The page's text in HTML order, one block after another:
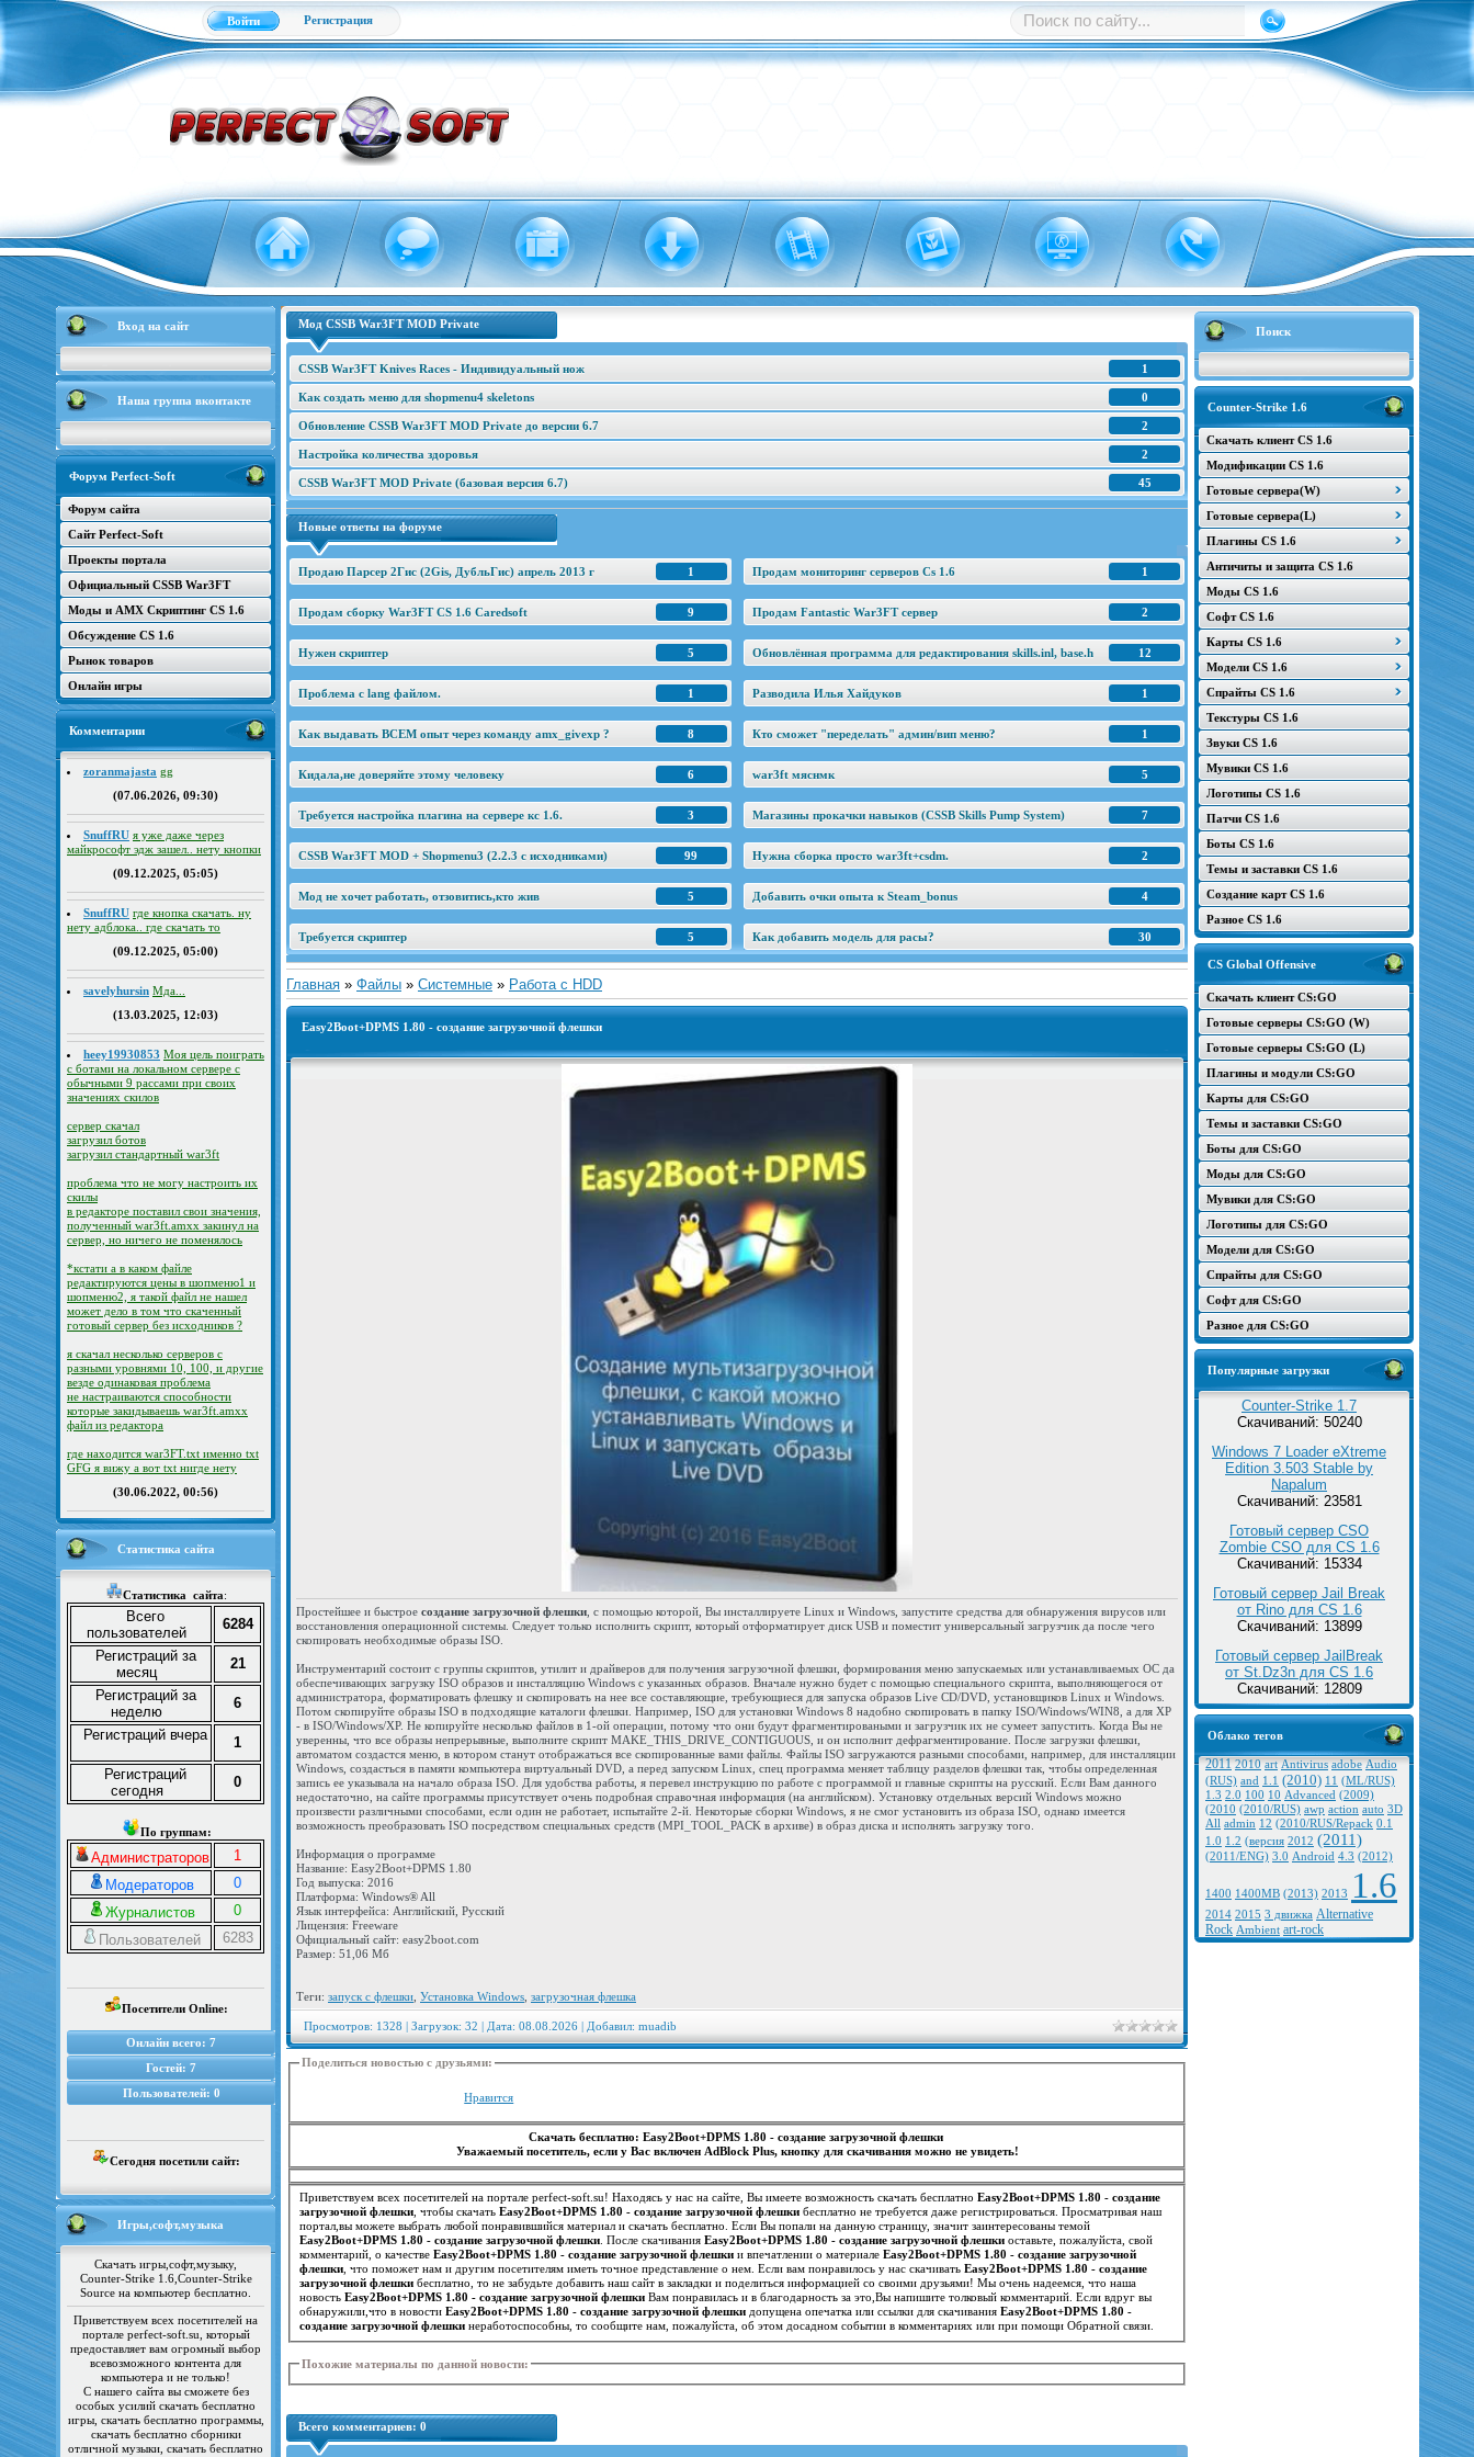
Войти Регистрация
Вход на сайт
Наша группа вконтакте
Форум Perfect-Soft
Форум сайта
Сайт Perfect-Soft
Проекты портала
Официальный CSSB War3FT
Моды и AMX Скриптинг CS 1.6
Обсуждение CS 1.6
Рынок товаров
Онлайн игры
Комментарии
zoranmajasta gg
(07.06.2026, 09:30)
SnuffRU я уже даже через
майкрософт эдж зашел.. нету кнопки
(09.12.2025, 05:05)
SnuffRU где кнопка скачать. ну
нету адблока.. где скачать то
(09.12.2025, 05:00)
savelyhursin Мда...
(13.03.2025, 12:03)
heey19930853 Моя цель поиграть
с ботами на локальном сервере с
обычными 9 рассами при своих
значениях скилов
сервер скачал
загрузил ботов
загрузил стандартный war3ft
проблема что не могу настроить их
скилы
в редакторе поставил свои значения,
полученный war3ft.amxx закинул на
сервер, но ничего не поменялось
*кстати а в каком файле
редактируются цены в шопменю1 и
шопменю2, я такой файл не нашел
может дело в том что скаченный
готовый сервер без исходников ?
я скачал несколько серверов с
разными уровнями 10, 100, и другие
везде одинаковая проблема
не настраиваются способности
которые закидываешь war3ft.amxx
файл из редактора
где находится war3FT.txt именно txt
GFG я вижу а вот txt нигде нету
(30.06.2022, 00:56)
Статистика сайта
Статистика сайта:
Всего
пользователей
6284
Регистраций за
месяц
21
Регистраций за
неделю
6
Регистраций вчера
1
Регистраций
сегодня
0
По группам:
Администраторов
1
Модераторов
0
Журналистов
0
Пользователей
6283
Посетители Online:
Онлайн всего: 7
Гостей: 7
Пользователей: 0
Сегодня посетили сайт:
Игры,софт,музыка
Скачать игры,софт,музыку,
Counter-Strike 1.6,Counter-Strike
Source на компьютер бесплатно.
Приветствуем всех посетителей на
портале perfect-soft.su, который
предоставляет вам огромный выбор
всевозможного контента для
компьютера и не только!
С нашего сайта вы сможете без
особых усилий скачать бесплатно
игры, скачать бесплатно программы,
скачать бесплатно сборники
отличной музыки, скачать бесплатно
Поиск
Counter-Strike 1.6
Скачать клиент CS 1.6
Модификации CS 1.6
Готовые сервера(W)
Готовые сервера(L)
Плагины CS 1.6
Античиты и защита CS 1.6
Моды CS 1.6
Софт CS 1.6
Карты CS 1.6
Модели CS 1.6
Спрайты CS 1.6
Текстуры CS 1.6
Звуки CS 1.6
Мувики CS 1.6
Логотипы CS 1.6
Патчи CS 1.6
Боты CS 1.6
Темы и заставки CS 1.6
Создание карт CS 1.6
Разное CS 1.6
CS Global Offensive
Скачать клиент CS:GO
Готовые серверы CS:GO (W)
Готовые серверы CS:GO (L)
Плагины и модули CS:GO
Карты для CS:GO
Темы и заставки CS:GO
Боты для CS:GO
Моды для CS:GO
Мувики для CS:GO
Логотипы для CS:GO
Модели для CS:GO
Спрайты для CS:GO
Софт для CS:GO
Разное для CS:GO
Популярные загрузки
Counter-Strike 1.7
Скачиваний: 50240
Windows 7 Loader eXtreme
Edition 3.503 Stable by
Napalum
Скачиваний: 23581
Готовый сервер CSO
Zombie CSO для CS 1.6
Скачиваний: 15334
Готовый сервер Jail Break
от Rino для CS 1.6
Скачиваний: 13899
Готовый сервер JailBreak
от St.Dz3n для CS 1.6
Скачиваний: 12809
Облако тегов
2011 2010 art Antivirus adobe Audio
(RUS) and 1.1 (2010) 11 (ML/RUS)
1.3 2.0 100 10 Advanced (2009)
(2010 (2010/RUS) awp action auto 3D
All admin 12 (2010/RUS/Repack 0.1
1.0 1.2 (версия 2012 (2011)
(2011/ENG) 3.0 Android 4.3 (2012)
1400 1400MB (2013) 2013 1.6
2014 2015 3 движка Alternative
Rock Ambient art-rock
Мод CSSB War3FT MOD Private
1
CSSB War3FT Knives Races - Индивидуальный нож
0
Как создать меню для shopmenu4 skeletons
2
Обновление CSSB War3FT MOD Private до версии 6.7
2
Настройка количества здоровья
45
CSSB War3FT MOD Private (базовая версия 6.7)
Новые ответы на форуме
1
Продаю Парсер 2Гис (2Gis, ДубльГис) апрель 2013 г 1
Продам мониторинг серверов Cs 1.6
9
Продам сборку War3FT CS 1.6 Caredsoft 2
Продам Fantastic War3FT сервер
5
Нужен скриптер 12
Обновлённая программа для редактирования skills.inl, base.h
1
Проблема с lang файлом. 1
Разводила Илья Хайдуков
8
Как выдавать ВСЕМ опыт через команду amx_givexp ? 1
Кто сможет "переделать" админ/вип меню?
6
Кидала,не доверяйте этому человеку 5
war3ft мяснмк
3
Требуется настройка плагина на сервере кс 1.6. 7
Магазины прокачки навыков (CSSB Skills Pump System)
99
CSSB War3FT MOD + Shopmenu3 (2.2.3 c исходниками) 2
Нужна сборка просто war3ft+csdm.
5
Мод не хочет работать, отзовитись,кто жив 4
Добавить очки опыта к Steam_bonus
5
Требуется скриптер 30
Как добавить модель для расы?
Главная » Файлы » Системные » Работа с HDD
Easy2Boot+DPMS 1.80 - создание загрузочной флешки
Простейшее и быстрое создание загрузочной флешки , с помощью которой, Вы инсталлируете Linux и Windows, запустите средства для обнаружения вирусов или
восстановления операционной системы. Следует только исполнить скрипт, который отформатирует диск USB и поместит универсальный загрузчик да после чего
скопировать необходимые образы ISO.
Инструментарий состоит c группы скриптов, утилит и драйверов для получения загрузочной флешки, формирования меню запускаемых или устанавливаемых ОС да
обеспечивающих загрузку ISO образов и инсталляцию Windows с указанных образов. Вначале нужно будет с помощью специального скрипта, выполняющегося от
администратора, форматировать флешку и скопировать на нее все составляющие, требующиеся для запуска образов Live CD/DVD, установщиков Linux и Windows.
Потом скопируйте образы ISO в подходящие каталоги флешки. Например, ISO для установки Windows 8 надобно скопировать в папку ISO/Windows/WIN8, а для XP
- в ISO/Windows/XP. Не копируйте несколько файлов в 1-ой операции, потому что они будут фрагментироваными и загрузчик их не сумеет запустить. Когда Вы не
уверенны, что все образы непрерывные, выполните скрипт MAKE_THIS_DRIVE_CONTIGUOUS, и он исполнит дефрагментирование. После загрузки флешки,
автоматом создастся меню, в котором станут отображаться все скопированные вами файлы. Файлы ISO загружаются разными способами, например, для инсталляции
Windows, создасться в памяти компьютера виртуальный DVD, а перед запуском Linux, спец программа меняет таблицу разделов флешки так, чтобы определенная
запись ее указывала на начало образа ISO. Для удобства работы, я перевел инструкцию по работе с программой и главные скрипты на русский. Если Вам данного
недостаточно, на сайте программы присутствует очень подробная справочная информация (на английском). Установку отдельных версий Windows можно
произвести различными способами, если один не работает, испытайте 2-й. Некоторые сборки Windows, я не смог установить из образа ISO, однако имеется
возможность преобразовать ISO посредством специальных средств (MPI_TOOL_PACK в архиве) в образ диска и исполнять загрузку того.
Информация о программе
Название: Easy2Boot+DPMS 1.80
Год выпуска: 2016
Платформа: Windows® All
Язык интерфейса: Английский, Русский
Лицензия: Freeware
Официальный сайт: easy2boot.com
Размер: 51,06 Мб
Теги: запуск с флешки Установка Windows загрузочная флешка
Просмотров: 1328 | Загрузок: 32 | Дата: 08.08.2026 | Добавил: muadib
Поделиться новостью с друзьями:
Нравится
Скачать бесплатно: Easy2Boot+DPMS 1.80 - создание загрузочной флешки
Уважаемый посетитель, если у Вас включен AdBlock Plus, кнопку для скачивания можно не увидеть!
Приветствуем всех посетителей на портале perfect-soft.su! Находясь у нас на сайте, Вы имеете возможность скачать бесплатноEasy2Boot+DPMS 1.80 - создание
загрузочной флешки , чтобы скачатьEasy2Boot+DPMS 1.80 - создание загрузочной флешки бесплатно не требуется даже регистрироваться. Просматривая наш
портал,вы можете выбрать любой понравившийся материал и скачать бесплатно. Если Вы попали на данную страницу, значит заинтересованы темой
Easy2Boot+DPMS 1.80 - создание загрузочной флешки . После скачиванияEasy2Boot+DPMS 1.80 - создание загрузочной флешки оставьте, пожалуйста, свой
комментарий, о качествеEasy2Boot+DPMS 1.80 - создание загрузочной флешки и впечатлении о материалеEasy2Boot+DPMS 1.80 - создание загрузочной
флешки
, что поможет нам и другим посетителям иметь точное представление о нем. Если вам понравилось у нас скачиватьEasy2Boot+DPMS 1.80 - создание
загрузочной флешки бесплатно, то не забудьте добавить наш сайт в закладки и поделиться информацией со своими друзьями! Мы очень надеемся, что наша
новостьEasy2Boot+DPMS 1.80 - создание загрузочной флешки Вам понравилась и в благодарность за это,Вы напишите толковый комментарий. Если вдруг вы
обнаружили,что в новостиEasy2Boot+DPMS 1.80 - создание загрузочной флешки допущена опечатка или ссылки для скачиванияEasy2Boot+DPMS 1.80 -
создание загрузочной флешки неработоспособны, то сообщите нам, пожалуйста, об этом досадном событии в комментариях или при помощи Обратной связи.
Похожие материалы по данной новости:
Всего комментариев: 0